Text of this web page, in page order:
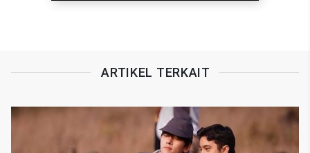
ARTIKEL TERKAIT